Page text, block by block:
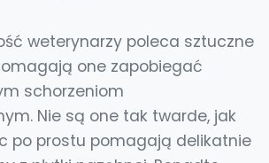
weterynarzy poleca sztuczne
one zapobiegać
schorzeniom
Nie są one tak twarde, jak
po prostu pomagają delikatnie